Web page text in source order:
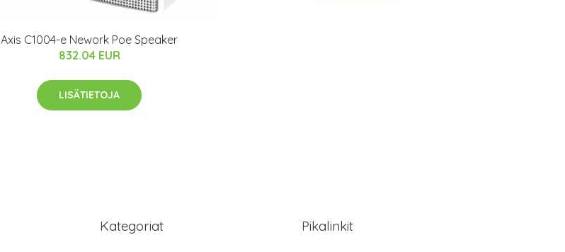
Axis C1004-e Nework Poe Speaker
832.04 EUR
LISÄTIETOJA
Kategoriat Pikalinkit